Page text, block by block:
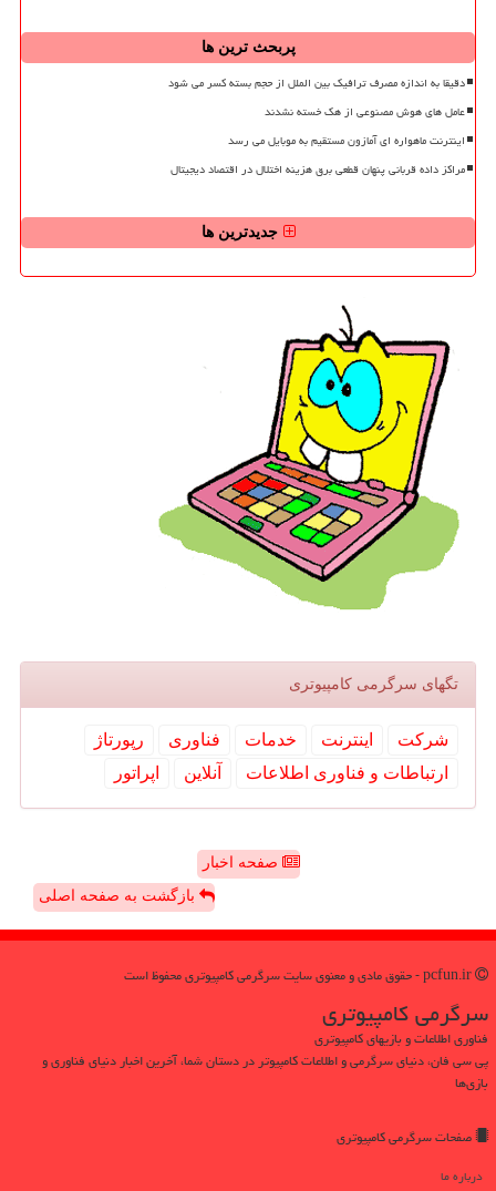
پربحث ترین ها
دقیقا به اندازه مصرف ترافیک بین الملل از حجم بسته کسر می شود
عامل های هوش مصنوعی از هک خسته نشدند
اینترنت ماهواره ای آمازون مستقیم به موبایل می رسد
مراکز داده قربانی پنهان قطعی برق هزینه اختلال در اقتصاد دیجیتال
جدیدترین ها
تگهای سرگرمی كامپیوتری
شركت اینترنت خدمات فناوری
رپورتاژ
ارتباطات و فناوری اطلاعات
آنلاین اپراتور
صفحه اخبار
بازگشت به صفحه اصلی
سرگرمی كامپیوتری
فناوری اطلاعات و بازیهای کامپیوتری
پی سی فان، دنیای سرگرمی و اطلاعات کامپیوتر در دستان شما، آخرین اخبار دنیای فناوری و
بازی‌ها
صفحات سرگرمی كامپیوتری
درباره ما